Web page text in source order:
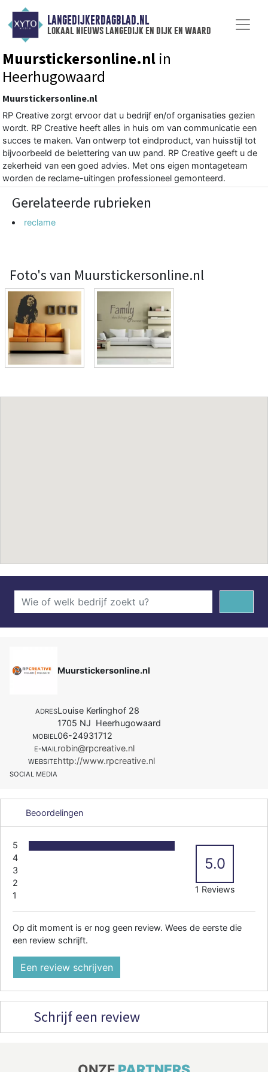
LANGEDIJKERDAGBLAD.NL
lokaal nieuws langedijk en dijk en waard
Muurstickersonline.nl in
Heerhugowaard
Muurstickersonline.nl
RP Creative zorgt ervoor dat u bedrijf en/of organisaties gezien
wordt. RP Creative heeft alles in huis om van communicatie een
succes te maken. Van ontwerp tot eindproduct, van huisstijl tot
bijvoorbeeld de belettering van uw pand. RP Creative geeft u de
zekerheid van een goed advies. Met ons eigen montageteam
worden de reclame-uitingen professioneel gemonteerd.
Gerelateerde rubrieken
reclame
Foto's van Muurstickersonline.nl
Muurstickersonline.nl
ADRESLouise Kerlinghof 28
1705 NJ Heerhugowaard
MOBIEL06-24931712
E-MAILrobin@rpcreative.nl
WEBSITEhttp://www.rpcreative.nl
SOCIAL MEDIA
Beoordelingen
5
4
3
2
1
5.0
1 Reviews
Op dit moment is er nog geen review. Wees de eerste die
een review schrijft.
Een review schrijven
Schrijf een review